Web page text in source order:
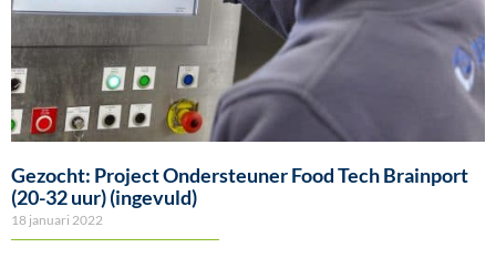
Gezocht: Project Ondersteuner Food Tech Brainport
(20-32 uur) (ingevuld)
18 januari 2022